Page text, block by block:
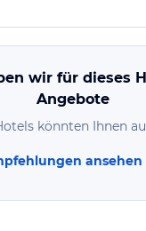
wir für dieses
Angebote
könnten Ihnen
ansehen